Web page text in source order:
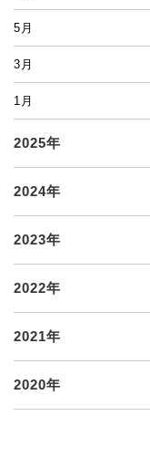
5月
3月
1月
2025年
2024年
2023年
2022年
2021年
2020年